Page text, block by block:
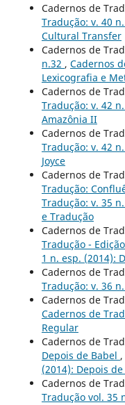
Cadernos de
Tradução: v. 40
Cultural Transfer
Cadernos de
n.32 , Cadernos
Lexicografia e
Cadernos de
Tradução: v. 42
Amazônia II
Cadernos de
Tradução: v. 42
Joyce
Cadernos de
Tradução:
Tradução: v. 35
e Tradução
Cadernos de
Tradução -
1 n. esp. (2014):
Cadernos de
Tradução: v. 36
Cadernos de
Cadernos de
Regular
Cadernos de
Depois de Babel ,
(2014): Depois
Cadernos de
Tradução vol. 35